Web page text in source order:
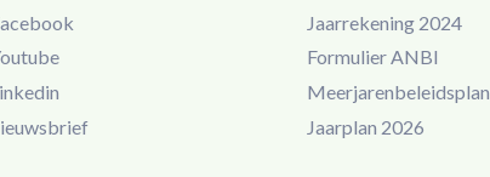
Jaarrekening 2024
Formulier ANBI
Meerjarenbeleidsplan
Jaarplan 2026